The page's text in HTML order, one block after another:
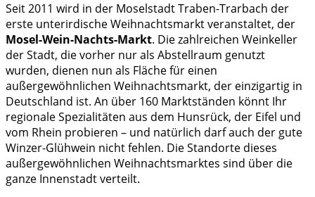
Seit 2011 wird in der Moselstadt Traben-Trarbach der
erste unterirdische Weihnachtsmarkt veranstaltet, der
Mosel-Wein-Nachts-Markt. Die zahlreichen Weinkeller
der Stadt, die vorher nur als Abstellraum genutzt
wurden, dienen nun als Fläche für einen
außergewöhnlichen Weihnachtsmarkt, der einzigartig in
Deutschland ist. An über 160 Marktständen könnt Ihr
regionale Spezialitäten aus dem Hunsrück, der Eifel und
vom Rhein probieren – und natürlich darf auch der gute
Winzer-Glühwein nicht fehlen. Die Standorte dieses
außergewöhnlichen Weihnachtsmarktes sind über die
ganze Innenstadt verteilt.